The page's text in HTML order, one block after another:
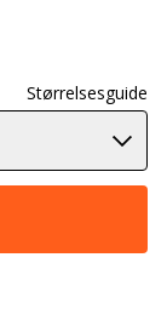
Størrelsesguide